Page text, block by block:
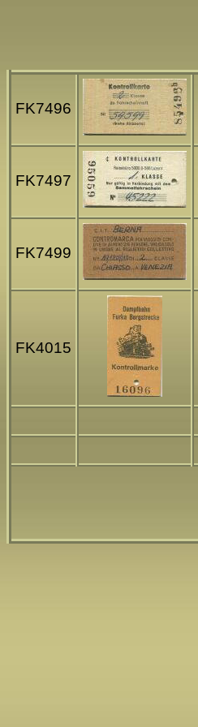
FK7496
FK7497
FK7499
FK4015